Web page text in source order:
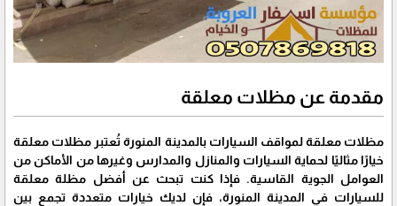
مقدمة عن مظلات معلقة
مظلات معلقة لمواقف السيارات بالمدينة المنورة تُعتبر مظلات معلقة
خيارًا مثاليًا لحماية السيارات والمنازل والمدارس وغيرها من الأماكن من
العوامل الجوية القاسية. فإذا كنت تبحث عن أفضل مظلة معلقة
للسيارات في المدينة المنورة، فإن لديك خيارات متعددة تجمع بين